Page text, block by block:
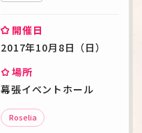
開催日
2017年10月8日（日）
場所
幕張イベントホール
Roselia